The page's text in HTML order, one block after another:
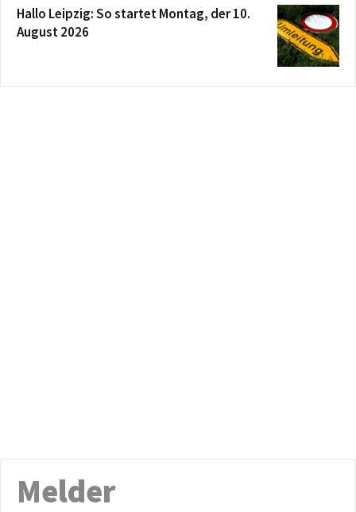
Hallo Leipzig: So startet Montag, der 10.
August 2026
Melder